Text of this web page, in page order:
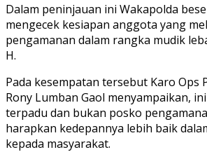
Dalam peninjauan ini Wakapolda
mengecek kesiapan anggota yang
pengamanan dalam rangka mudik
H.
Pada kesempatan tersebut Karo Ops
Rony Lumban Gaol menyampaikan,
terpadu dan bukan posko
harapkan kedepannya lebih baik
kepada masyarakat.